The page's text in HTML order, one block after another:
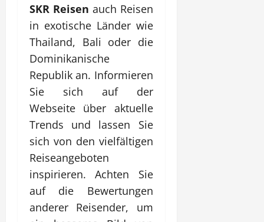
SKR Reisen auch Reisen
in exotische Länder wie
Thailand, Bali oder die
Dominikanische
Republik an. Informieren
Sie sich auf der
Webseite über aktuelle
Trends und lassen Sie
sich von den vielfältigen
Reiseangeboten
inspirieren. Achten Sie
auf die Bewertungen
anderer Reisender, um